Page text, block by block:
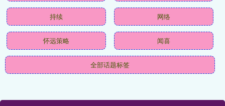
持续 网络
怀远策略 闻喜
全部话题标签